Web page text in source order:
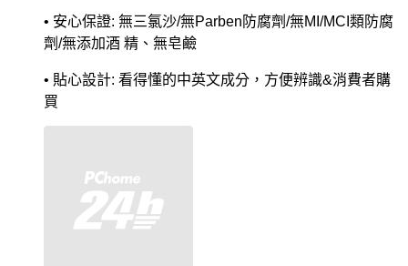
• 安心保證: 無三氯沙/無Parben防腐劑/無MI/MCI類防腐
劑/無添加酒 精、無皂鹼
• 貼心設計: 看得懂的中英文成分，方便辨識&消費者購
買